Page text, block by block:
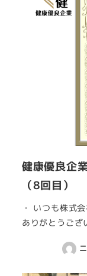
健康優良企
（8回目）
・ いつも株式
ありがとうご